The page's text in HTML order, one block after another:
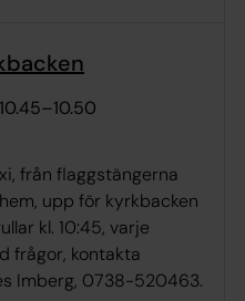
10.45–10.50
från flaggstängerna
upp för kyrkbacken
kl. 10:45, varje
frågor, kontakta
Imberg, 0738-520463.